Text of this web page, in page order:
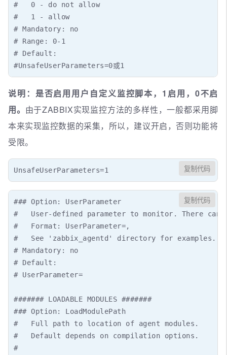
#   0 - do not allow
#   1 - allow
# Mandatory: no
# Range: 0-1
# Default:
#UnsafeUserParameters=0或1
说明：是否启用用户自定义监控脚本，1启用，0不启
用。 由于ZABBIX实现监控方法的多样性，一般都采用脚
本来实现监控数据的采集，所以，建议开启，否则功能将
受限。
UnsafeUserParameters=1 复制代码
### Option: UserParameter
#   User-defined parameter to monitor. There can
#   Format: UserParameter=,
#   See 'zabbix_agentd' directory for examples.
# Mandatory: no
# Default:
# UserParameter=
####### LOADABLE MODULES #######
### Option: LoadModulePath
#   Full path to location of agent modules.
#   Default depends on compilation options.
#
复制代码